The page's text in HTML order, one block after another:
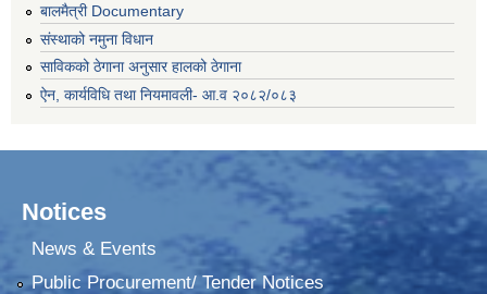
बालमैत्री Documentary
संस्थाको नमुना विधान
साविकको ठेगाना अनुसार हालको ठेगाना
ऐन, कार्यविधि तथा नियमावली- आ.व २०८२/०८३
Notices
News & Events
Public Procurement/ Tender Notices